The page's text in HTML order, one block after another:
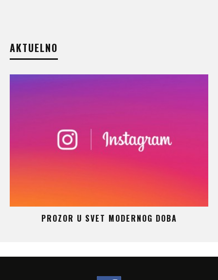
AKTUELNO
PROZOR U SVET MODERNOG DOBA